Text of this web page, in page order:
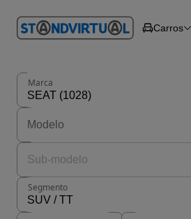
em
Carros Carros
Carros
Marca
Segmento